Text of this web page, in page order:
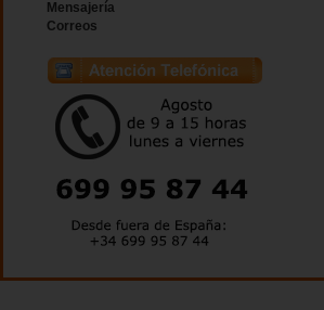
Mensajería
Correos